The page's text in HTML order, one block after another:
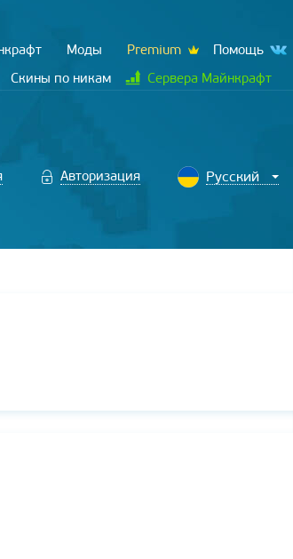
Моды Premium
Помощь
Скины по никам Сервера Майнкрафт
Авторизация